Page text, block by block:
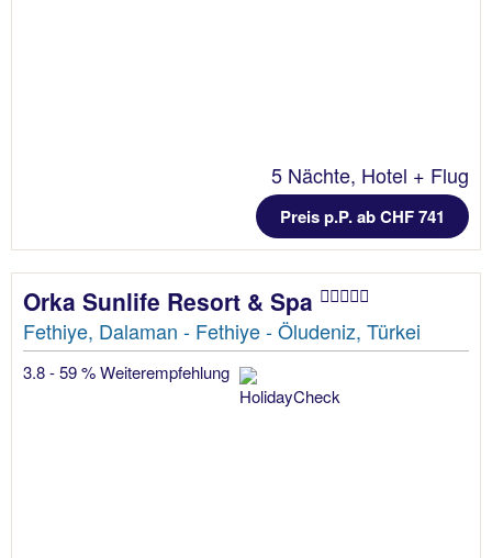
5 Nächte, Hotel + Flug
Preis p.P. ab CHF 741
Orka Sunlife Resort & Spa
Fethiye, Dalaman - Fethiye - Öludeniz, Türkei
3.8 - 59 % Weiterempfehlung